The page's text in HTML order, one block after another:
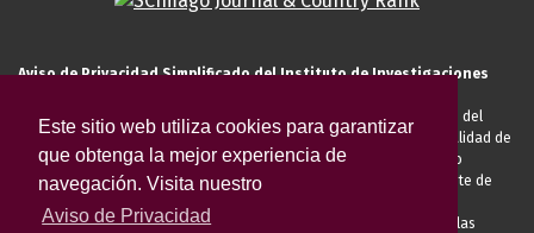
Este sitio web utiliza cookies para garantizar
que obtenga la mejor experiencia de
navegación. Visita nuestro
Aviso de Privacidad
Aviso de Privacidad Simplificado del Instituto de Investigaciones
El Instituto de Investigaciones Estéticas de la UNAM, es responsable del
tratamiento de sus datos personales para el registro de usted en calidad de
alumno, docente, personal de la entidad académica, conferencista o
invitado externo (nacional o extranjero), visitante, proveedor o cliente de
anteriormente descritas u otras aquellas exigidas legalmente o por las